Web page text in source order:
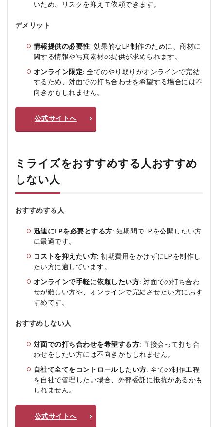
いため、リスクを抑えて依頼できます。
デメリット
情報提供の必要性: 効果的なLP制作のために、商材に
関する情報や写真素材の提供が求められます。
オンライン限定: 全てのやり取りがオンラインで完結
するため、対面での打ち合わせを希望する場合には不
向きかもしれません。
公式サイトへ
ミライズをおすすめする人おすすめ
しない人
おすすめする人
迅速にLPを必要とする方: 短期間でLPを公開したい方
に最適です。
コストを抑えたい方: 初期費用をかけずにLPを制作し
たい方に適しています。
オンラインで手軽に依頼したい方: 対面での打ち合わ
せが難しい方や、オンラインで完結させたい方におす
すめです。
おすすめしない人
対面での打ち合わせを希望する方: 直接会って打ち合
わせをしたい方には不向きかもしれません。
自社で全てをコントロールしたい方: 全ての制作工程
を自社で管理したい場合、外部委託に抵抗があるかも
しれません。
公式サイトへ